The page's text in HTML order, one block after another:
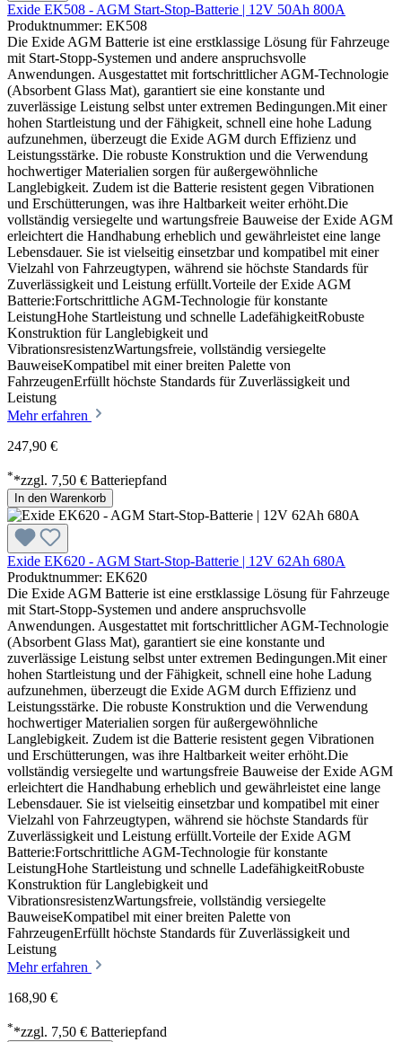
Exide EK508 - AGM Start-Stop-Batterie | 12V 50Ah 800A
Produktnummer: EK508
Die Exide AGM Batterie ist eine erstklassige Lösung für Fahrzeuge
mit Start-Stopp-Systemen und andere anspruchsvolle
Anwendungen. Ausgestattet mit fortschrittlicher AGM-Technologie
(Absorbent Glass Mat), garantiert sie eine konstante und
zuverlässige Leistung selbst unter extremen Bedingungen.Mit einer
hohen Startleistung und der Fähigkeit, schnell eine hohe Ladung
aufzunehmen, überzeugt die Exide AGM durch Effizienz und
Leistungsstärke. Die robuste Konstruktion und die Verwendung
hochwertiger Materialien sorgen für außergewöhnliche
Langlebigkeit. Zudem ist die Batterie resistent gegen Vibrationen
und Erschütterungen, was ihre Haltbarkeit weiter erhöht.Die
vollständig versiegelte und wartungsfreie Bauweise der Exide AGM
erleichtert die Handhabung erheblich und gewährleistet eine lange
Lebensdauer. Sie ist vielseitig einsetzbar und kompatibel mit einer
Vielzahl von Fahrzeugtypen, während sie höchste Standards für
Zuverlässigkeit und Leistung erfüllt.Vorteile der Exide AGM
Batterie:Fortschrittliche AGM-Technologie für konstante
LeistungHohe Startleistung und schnelle LadefähigkeitRobuste
Konstruktion für Langlebigkeit und
VibrationsresistenzWartungsfreie, vollständig versiegelte
BauweiseKompatibel mit einer breiten Palette von
FahrzeugenErfüllt höchste Standards für Zuverlässigkeit und
Leistung
Mehr erfahren
247,90 €
**zzgl. 7,50 € Batteriepfand
In den Warenkorb
Exide EK620 - AGM Start-Stop-Batterie | 12V 62Ah 680A
Produktnummer: EK620
Die Exide AGM Batterie ist eine erstklassige Lösung für Fahrzeuge
mit Start-Stopp-Systemen und andere anspruchsvolle
Anwendungen. Ausgestattet mit fortschrittlicher AGM-Technologie
(Absorbent Glass Mat), garantiert sie eine konstante und
zuverlässige Leistung selbst unter extremen Bedingungen.Mit einer
hohen Startleistung und der Fähigkeit, schnell eine hohe Ladung
aufzunehmen, überzeugt die Exide AGM durch Effizienz und
Leistungsstärke. Die robuste Konstruktion und die Verwendung
hochwertiger Materialien sorgen für außergewöhnliche
Langlebigkeit. Zudem ist die Batterie resistent gegen Vibrationen
und Erschütterungen, was ihre Haltbarkeit weiter erhöht.Die
vollständig versiegelte und wartungsfreie Bauweise der Exide AGM
erleichtert die Handhabung erheblich und gewährleistet eine lange
Lebensdauer. Sie ist vielseitig einsetzbar und kompatibel mit einer
Vielzahl von Fahrzeugtypen, während sie höchste Standards für
Zuverlässigkeit und Leistung erfüllt.Vorteile der Exide AGM
Batterie:Fortschrittliche AGM-Technologie für konstante
LeistungHohe Startleistung und schnelle LadefähigkeitRobuste
Konstruktion für Langlebigkeit und
VibrationsresistenzWartungsfreie, vollständig versiegelte
BauweiseKompatibel mit einer breiten Palette von
FahrzeugenErfüllt höchste Standards für Zuverlässigkeit und
Leistung
Mehr erfahren
168,90 €
**zzgl. 7,50 € Batteriepfand